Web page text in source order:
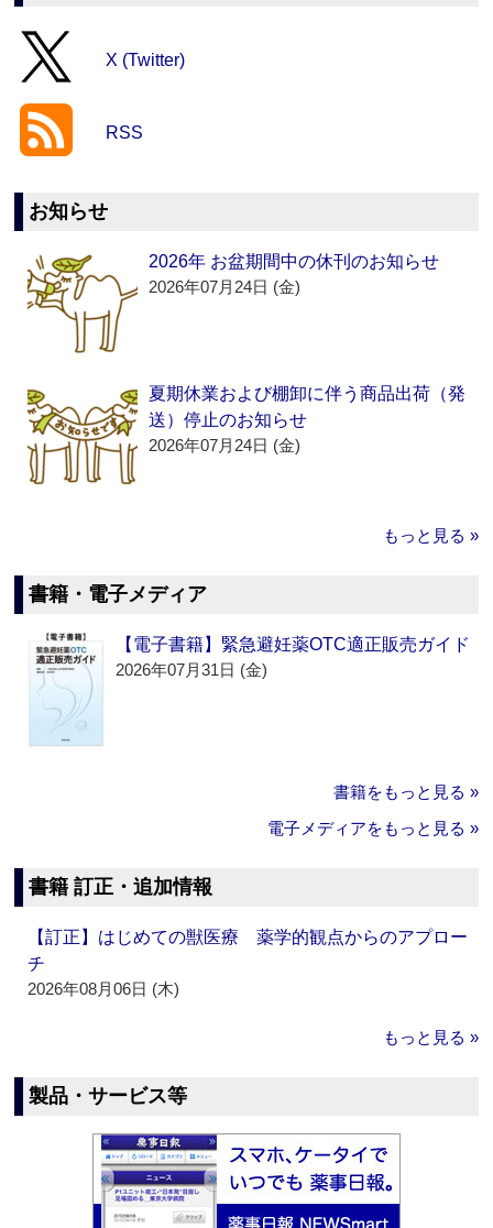
X (Twitter)
RSS
お知らせ
2026年 お盆期間中の休刊のお知らせ
2026年07月24日 (金)
夏期休業および棚卸に伴う商品出荷（発
送）停止のお知らせ
2026年07月24日 (金)
もっと見る »
書籍・電子メディア
【電子書籍】緊急避妊薬OTC適正販売ガイド
2026年07月31日 (金)
書籍をもっと見る »
電子メディアをもっと見る »
書籍 訂正・追加情報
【訂正】はじめての獣医療 薬学的観点からのアプロー
チ
2026年08月06日 (木)
もっと見る »
製品・サービス等